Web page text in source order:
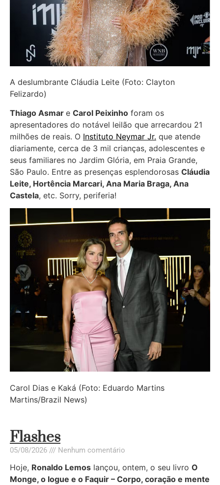
A deslumbrante Cláudia Leite (Foto: Clayton
Felizardo)
Thiago Asmar e Carol Peixinho foram os
apresentadores do notável leilão que arrecardou 21
milhões de reais. O Instituto Neymar Jr. que atende
diariamente, cerca de 3 mil crianças, adolescentes e
seus familiares no Jardim Glória, em Praia Grande,
São Paulo. Entre as presenças esplendorosas Cláudia
Leite, Hortência Marcari, Ana Maria Braga, Ana
Castela, etc. Sorry, periferia!
Carol Dias e Kaká (Foto: Eduardo Martins
Martins/Brazil News)
Flashes
05/08/2026 Nenhum comentário
Hoje, Ronaldo Lemos lançou, ontem, o seu livro O
Monge, o Iogue e o Faquir – Corpo, coração e mente